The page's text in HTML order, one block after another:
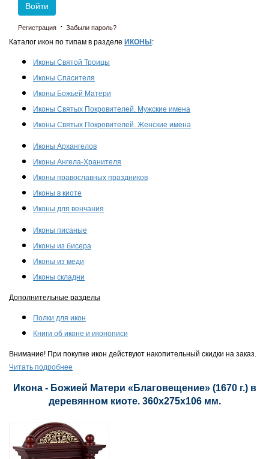
Войти
Регистрация · Забыли пароль?
Каталог икон по типам в разделе ИКОНЫ :
Иконы Святой Троицы
Иконы Спасителя
Иконы Божьей Матери
Иконы Святых Покровителей. Мужские имена
Иконы Святых Покровителей. Женские имена
Иконы Архангелов
Иконы Ангела-Хранителя
Иконы православных праздников
Иконы в киоте
Иконы для венчания
Иконы писаные
Иконы из бисера
Иконы из меди
Иконы складни
Дополнительные разделы
Полки для икон
Книги об иконе и иконописи
Внимание! При покупке икон действуют накопительный скидки на заказ.
Читать подробнее
Икона - Божией Матери «Благовещение» (1670 г.) в
деревянном киоте. 360х275х106 мм.